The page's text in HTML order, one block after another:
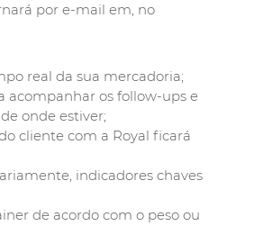
por e-mail em, no
real da sua mercadoria;
acompanhar os follow-ups e
onde estiver;
cliente com a Royal ficará
indicadores chaves
de acordo com o peso ou